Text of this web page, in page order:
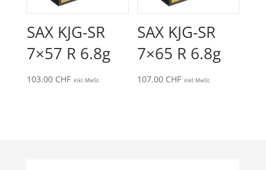
SAX KJG-SR
7×57 R 6.8g
103.00 CHF inkl. MwSt.
SAX KJG-SR
7×65 R 6.8g
107.00 CHF inkl. MwSt.